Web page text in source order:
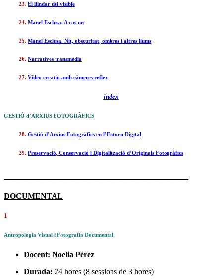
23. El llindar del visible
24. Manel Esclusa. A cos nu
25. Manel Esclusa. Nit, obscuritat, ombres i altres llums
26. Narratives transmèdia
27. Vídeo creatiu amb càmeres reflex
index
GESTIÓ d’ARXIUS FOTOGRÀFICS
28. Gestió d’Arxius Fotogràfics en l’Entorn Digital
29. Preservació, Conservació i Digitalització d’Originals Fotogràfics
DOCUMENTAL
1
Antropologia Visual i Fotografia Documental
Docent: Noelia Pérez
Durada: 24 hores (8 sessions de 3 hores)